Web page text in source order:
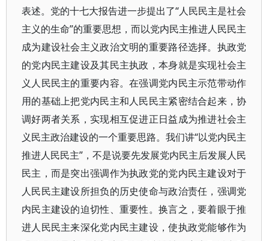
表述。党的十七大报告进一步提出了“人民民主是社会
主义的生命”的重要思想，而以党内民主推进人民民主
成为建设社会主义政治文明的重要路径选择。执政党
的党内民主建设及其民主执政，本身就是实现社会主
义人民民主的重要内容。在强调党内民主示范带动作
用的基础上把党内民主和人民民主紧密结合起来，协
调好两者关系，实现相互促进正日益成为推进社会主
义民主政治建设的一个重要思路。我们讲“以党内民主
推进人民民主”，不是说要先发展党内民主后发展人民
民主，而是突出强调作为执政党的党内民主建设对于
人民民主建设所担负的历史使命与政治责任，强调党
内民主建设的迫切性、重要性。换言之，要着眼于推
进人民民主来深化党内民主建设，使执政党能够作为